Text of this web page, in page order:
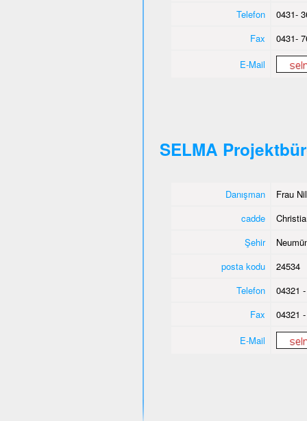
Telefon
0431-
Fax
0431-
E-Mail
SELMA
Danışman
Frau
cadde
Şehir
posta kodu
24534
Telefon
04321
Fax
04321
E-Mail